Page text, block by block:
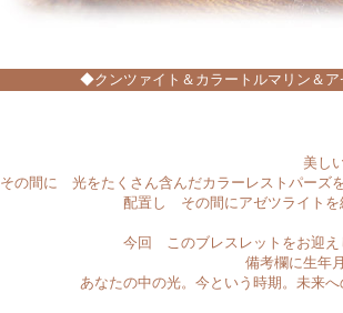
◆クンツァイト＆カラートルマリン＆
美し
その間に 光をたくさん含んだカラーレストパー
配置し その間にアゼツライトを
今回 このブレスレットをお迎
備考欄に生年
あなたの中の光。今という時期。未来